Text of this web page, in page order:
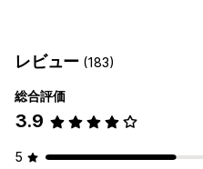
レビュー (183)
総合評価
3.9
5